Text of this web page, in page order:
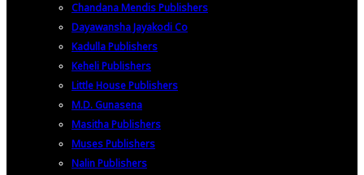
Chandana Mendis Publishers
Dayawansha Jayakodi Co
Kadulla Publishers
Keheli Publishers
Little House Publishers
M.D. Gunasena
Masitha Publishers
Muses Publishers
Nalin Publishers